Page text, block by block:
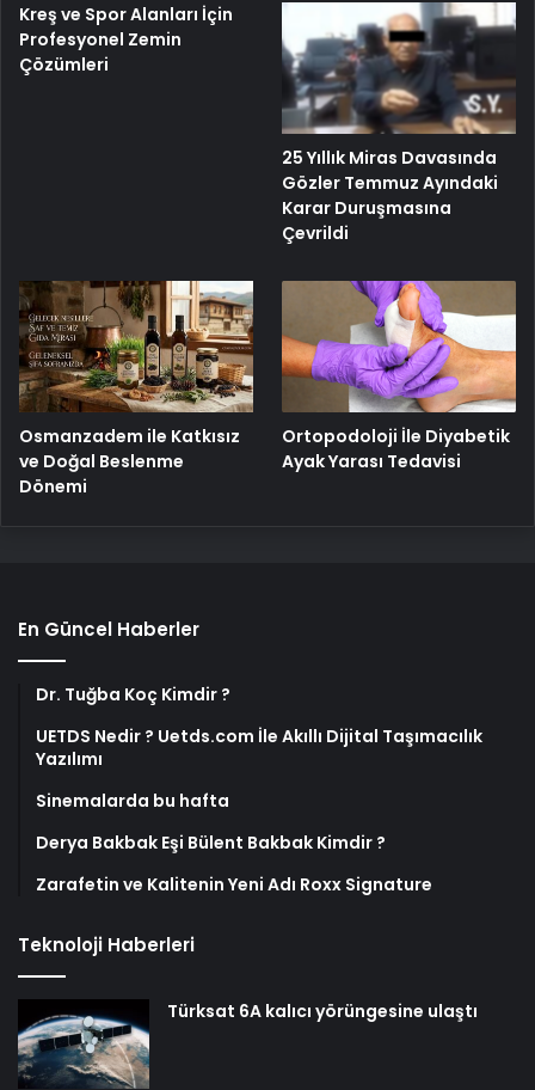
Kreş ve Spor Alanları İçin
Profesyonel Zemin
Çözümleri
25 Yıllık Miras Davasında
Gözler Temmuz Ayındaki
Karar Duruşmasına
Çevrildi
Osmanzadem ile Katkısız
ve Doğal Beslenme
Dönemi
Ortopodoloji İle Diyabetik
Ayak Yarası Tedavisi
En Güncel Haberler
Dr. Tuğba Koç Kimdir ?
UETDS Nedir ? Uetds.com İle Akıllı Dijital Taşımacılık
Yazılımı
Sinemalarda bu hafta
Derya Bakbak Eşi Bülent Bakbak Kimdir ?
Zarafetin ve Kalitenin Yeni Adı Roxx Signature
Teknoloji Haberleri
Türksat 6A kalıcı yörüngesine ulaştı